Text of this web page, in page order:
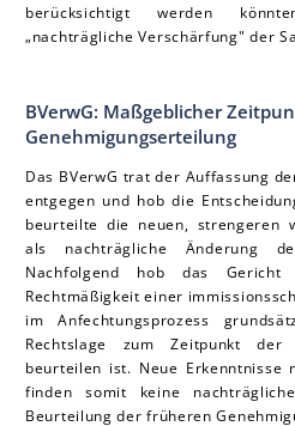
berücksichtigt werden
„nachträgliche Verschärfung" der
BVerwG: Maßgeblicher
Genehmigungserteilung
Das BVerwG trat der Auffassung
entgegen und hob die
beurteilte die neuen, strengeren
als nachträgliche Änderung
Nachfolgend hob das
Rechtmäßigkeit einer
im Anfechtungsprozess
Rechtslage zum Zeitpunkt der
beurteilen ist. Neue Erkenntnisse
finden somit keine
Beurteilung der früheren